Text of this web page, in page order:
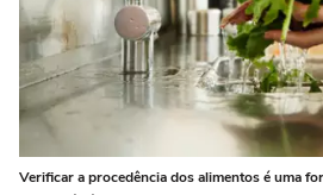
Verificar a procedência dos alimentos é uma